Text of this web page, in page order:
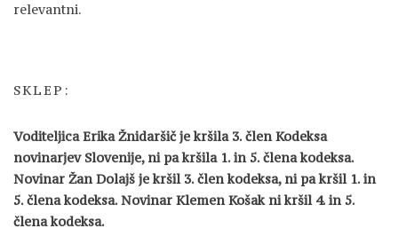
relevantni.
SKLEP:
Voditeljica Erika Žnidaršič je kršila 3. člen Kodeksa
novinarjev Slovenije, ni pa kršila 1. in 5. člena kodeksa.
Novinar Žan Dolajš je kršil 3. člen kodeksa, ni pa kršil 1. in
5. člena kodeksa. Novinar Klemen Košak ni kršil 4. in 5.
člena kodeksa.